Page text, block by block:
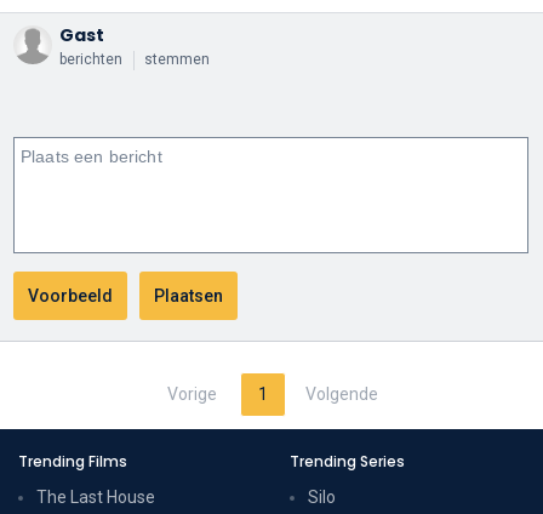
Gast
berichten stemmen
Vorige 1 Volgende
Trending Films
The Last House
Trending Series
Silo